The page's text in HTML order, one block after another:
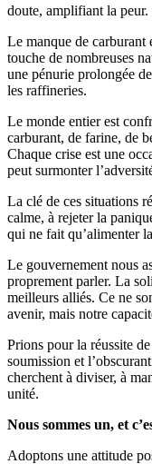
doute, amplifiant la
Le manque de carburant
touche de nombreuses
une pénurie prolongée
les raffineries.
Le monde entier est
carburant, de farine, de
Chaque crise est une
peut surmonter
La clé de ces situations
calme, à rejeter la
qui ne fait qu’alimenter
Le gouvernement nous
proprement parler. La
meilleurs alliés. Ce ne
avenir, mais notre
Prions pour la réussite
soumission et
cherchent à diviser, à
unité.
Nous sommes un, et
Adoptons une attitude